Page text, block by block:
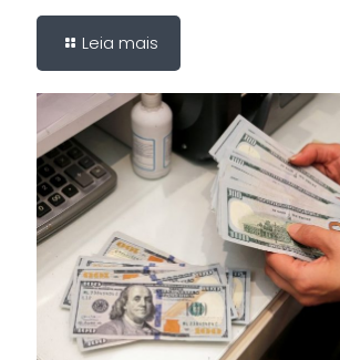
Leia mais